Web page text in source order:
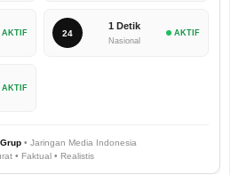
AKTIF 24
1 Detik
Nasional
AKTIF
AKTIF
• Jaringan Media Indonesia
• Faktual • Realistis